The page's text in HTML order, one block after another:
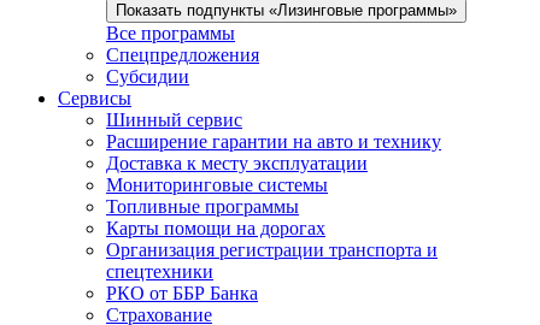
Показать подпункты «Лизинговые программы»
Все программы
Спецпредложения
Субсидии
Сервисы
Шинный сервис
Расширение гарантии на авто и технику
Доставка к месту эксплуатации
Мониторинговые системы
Топливные программы
Карты помощи на дорогах
Организация регистрации транспорта и
спецтехники
РКО от ББР Банка
Страхование